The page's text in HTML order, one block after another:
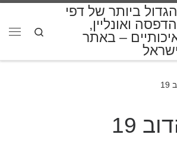
ביותר של דפי
ואונליין,
– באתר
Search
19